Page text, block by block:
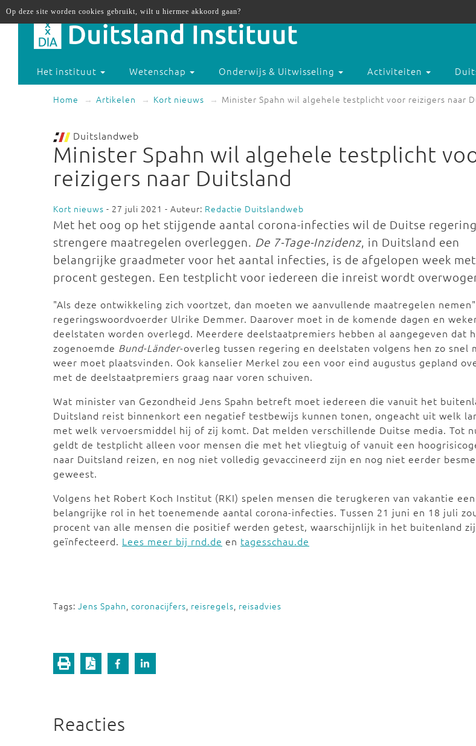
Het instituut Wetenschap Onderwijs & Uitwisseling Activiteiten
Home Artikelen Kort nieuws Minister Spahn wil algehele testplicht voor reizigers naar
Duitslandweb
Minister Spahn wil algehele testplicht
reizigers naar Duitsland
Kort nieuws - 27 juli 2021 - Auteur: Redactie Duitslandweb
Met het oog op het stijgende aantal corona-infecties wil de Duitse
strengere maatregelen overleggen. De 7-Tage-Inzidenz, in Duitsland een
belangrijke graadmeter voor het aantal infecties, is de afgelopen week
procent gestegen. Een testplicht voor iedereen die inreist wordt
"Als deze ontwikkeling zich voortzet, dan moeten we aanvullende maatregelen
regeringswoordvoerder Ulrike Demmer. Daarover moet in de komende dagen en
deelstaten worden overlegd. Meerdere deelstaatpremiers hebben al aangegeven dat
zogenoemde Bund-Länder-overleg tussen regering en deelstaten volgens hen zo snel
weer moet plaatsvinden. Ook kanselier Merkel zou een voor eind augustus gepland
met de deelstaatpremiers graag naar voren schuiven.
Wat minister van Gezondheid Jens Spahn betreft moet iedereen die vanuit het
Duitsland reist binnenkort een negatief testbewijs kunnen tonen, ongeacht uit welk
met welk vervoersmiddel hij of zij komt. Dat melden verschillende Duitse media. Tot
geldt de testplicht alleen voor mensen die met het vliegtuig of vanuit een
naar Duitsland reizen, en nog niet volledig gevaccineerd zijn en nog niet eerder
geweest.
Volgens het Robert Koch Institut (RKI) spelen mensen die terugkeren van vakantie een
belangrijke rol in het toenemende aantal corona-infecties. Tussen 21 juni en 18 juli
procent van alle mensen die positief werden getest, waarschijnlijk in het buitenland
geïnfecteerd. Lees meer bij rnd.de en tagesschau.de
Tags: Jens Spahn, coronacijfers, reisregels, reisadvies
Reacties
Op deze site worden cookies gebruikt, wilt u hiermee akkoord gaan?